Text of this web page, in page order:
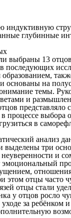
индуктивную
глубинные
выбраны 13
в последующих
на
темы.
и
представляло
процессе выбора
в
анализ
выделены три
и
этом отцы часто
отцы стали
у отцов росло
уходе за